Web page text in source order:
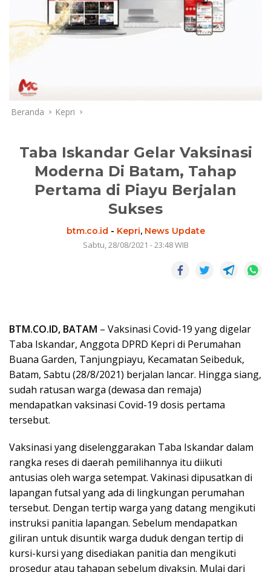
Beranda Kepri
Taba Iskandar Gelar Vaksinasi
Moderna Di Batam, Tahap
Pertama di Piayu Berjalan
Sukses
btm.co.id - Kepri, News Update
Sabtu, 28/08/2021 - 23:48 WIB
BTM.CO.ID, BATAM – Vaksinasi Covid-19 yang digelar
Taba Iskandar, Anggota DPRD Kepri di Perumahan
Buana Garden, Tanjungpiayu, Kecamatan Seibeduk,
Batam, Sabtu (28/8/2021) berjalan lancar. Hingga siang,
sudah ratusan warga (dewasa dan remaja)
mendapatkan vaksinasi Covid-19 dosis pertama
tersebut.
Vaksinasi yang diselenggarakan Taba Iskandar dalam
rangka reses di daerah pemilihannya itu diikuti
antusias oleh warga setempat. Vakinasi dipusatkan di
lapangan futsal yang ada di lingkungan perumahan
tersebut. Dengan tertip warga yang datang mengikuti
instruksi panitia lapangan. Sebelum mendapatkan
giliran untuk disuntik warga duduk dengan tertip di
kursi-kursi yang disediakan panitia dan mengikuti
prosedur atau tahapan sebelum divaksin. Mulai dari